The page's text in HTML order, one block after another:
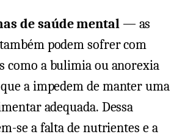
de saúde mental— as
podem sofrer com
como a bulimia ou anorexia
a impedem de manter uma
adequada. Dessa
se a falta de nutrientes e a